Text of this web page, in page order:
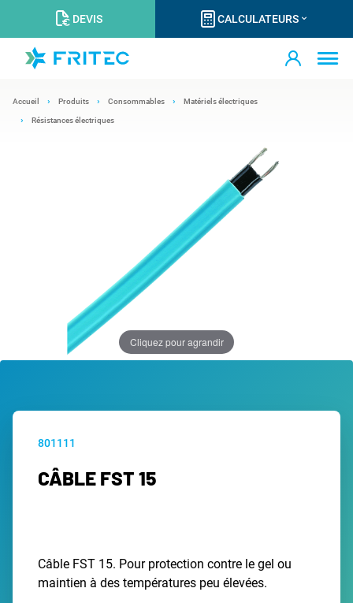
DEVIS CALCULATEURS
Accueil Produits Consommables Matériels électriques
Résistances électriques
Cliquez pour agrandir
801111
CÂBLE FST 15
Câble FST 15. Pour protection contre le gel ou
maintien à des températures peu élevées.